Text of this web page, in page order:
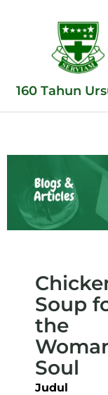
160 Tahun
Soup
the
Soul